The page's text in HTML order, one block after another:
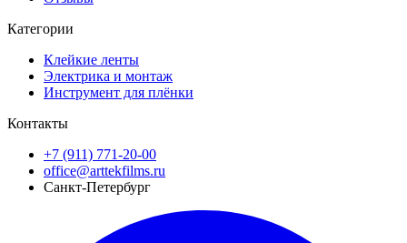
Категории
Клейкие ленты
Электрика и монтаж
Инструмент для плёнки
Контакты
+7 (911) 771-20-00
office@arttekfilms.ru
Санкт-Петербург